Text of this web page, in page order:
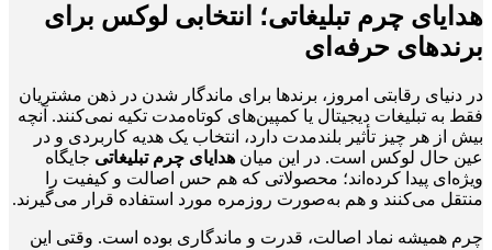
هدایای چرم تبلیغاتی؛ انتخابی لوکس برای
برندهای حرفه‌ای
در دنیای رقابتی امروز، برندها برای ماندگار شدن در ذهن مشتریان
فقط به تبلیغات دیجیتال یا کمپین‌های کوتاه‌مدت تکیه نمی‌کنند. آنچه
بیش از هر چیز تأثیر بلندمدت دارد، انتخاب یک هدیه کاربردی و در
عین حال لوکس است. در این میان هدایای چرم تبلیغاتی جایگاه
ویژه‌ای پیدا کرده‌اند؛ محصولاتی که هم حس اصالت و کیفیت را
منتقل می‌کنند و هم به‌صورت روزمره مورد استفاده قرار می‌گیرند.
چرم همیشه نماد اصالت، قدرت و ماندگاری بوده است. وقتی این